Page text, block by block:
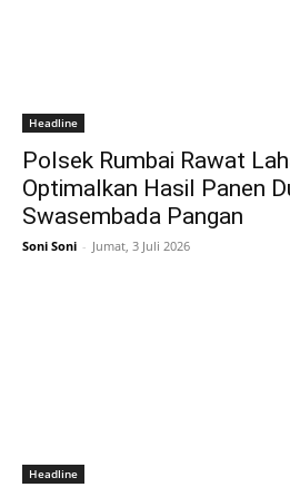
Headline
Polsek Rumbai Rawat
Optimalkan Hasil Panen
Swasembada Pangan
Soni Soni - Jumat, 3 Juli 2026
Headline